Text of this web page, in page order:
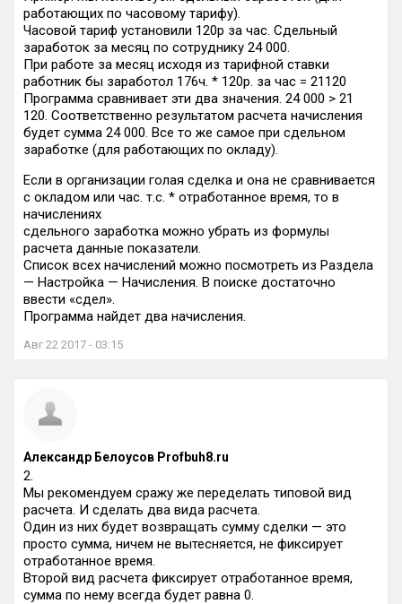
работающих по часовому тарифу).
Часовой тариф установили 120р за час. Сдельный
заработок за месяц по сотруднику 24 000.
При работе за месяц исходя из тарифной ставки
работник бы заработол 176ч. * 120р. за час = 21120
Программа сравнивает эти два значения. 24 000 > 21
120. Соответственно результатом расчета начисления
будет сумма 24 000. Все то же самое при сдельном
заработке (для работающих по окладу).
Если в организации голая сделка и она не сравнивается
с окладом или час. т.с. * отработанное время, то в
начислениях
сдельного заработка можно убрать из формулы
расчета данные показатели.
Список всех начислений можно посмотреть из Раздела
— Настройка — Начисления. В поиске достаточно
ввести «сдел».
Программа найдет два начисления.
Авг 22 2017 - 03:15
Александр Белоусов Profbuh8.ru
2.
Мы рекомендуем сражу же переделать типовой вид
расчета. И сделать два вида расчета.
Один из них будет возвращать сумму сделки — это
просто сумма, ничем не вытесняется, не фиксирует
отработанное время.
Второй вид расчета фиксирует отработанное время,
сумма по нему всегда будет равна 0.